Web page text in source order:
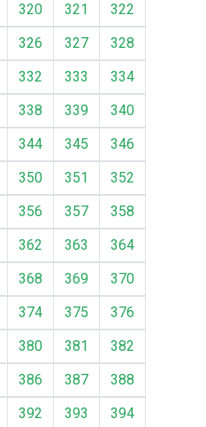
320 321
322
326 327
328
332 333
334
338 339
340
344 345
346
350 351
352
356 357
358
362 363
364
368 369
370
374 375
376
380 381
382
386 387
388
392 393 394